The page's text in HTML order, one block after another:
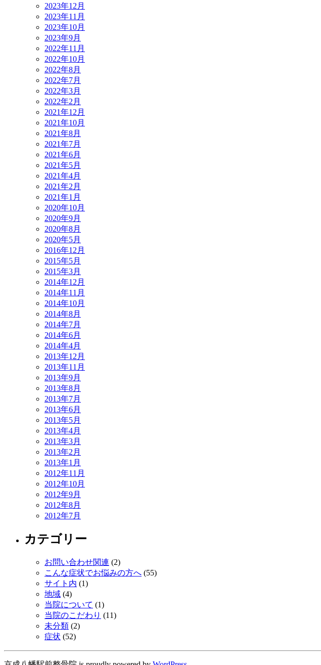
2023年12月
2023年11月
2023年10月
2023年9月
2022年11月
2022年10月
2022年8月
2022年7月
2022年3月
2022年2月
2021年12月
2021年10月
2021年8月
2021年7月
2021年6月
2021年5月
2021年4月
2021年2月
2021年1月
2020年10月
2020年9月
2020年8月
2020年5月
2016年12月
2015年5月
2015年3月
2014年12月
2014年11月
2014年10月
2014年8月
2014年7月
2014年6月
2014年4月
2013年12月
2013年11月
2013年9月
2013年8月
2013年7月
2013年6月
2013年5月
2013年4月
2013年3月
2013年2月
2013年1月
2012年11月
2012年10月
2012年9月
2012年8月
2012年7月
カテゴリー
お問い合わせ関連 (2)
こんな症状でお悩みの方へ (55)
サイト内 (1)
地域 (4)
当院について (1)
当院のこだわり (11)
未分類 (2)
症状 (52)